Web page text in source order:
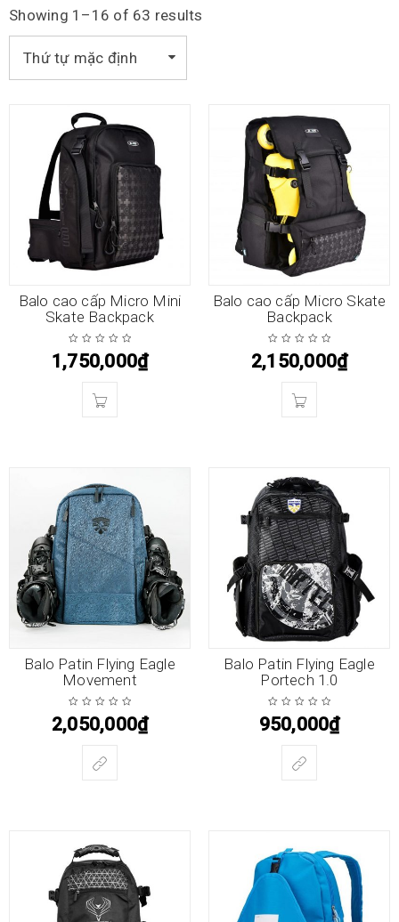
Showing 1–16 of 63 results
Thứ tự mặc định
Balo cao cấp Micro Mini
Skate Backpack
1,750,000₫
Balo cao cấp Micro Skate
Backpack
2,150,000₫
Balo Patin Flying Eagle
Movement
2,050,000₫
Balo Patin Flying Eagle
Portech 1.0
950,000₫